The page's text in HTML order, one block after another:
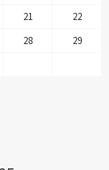
21
22
28
29